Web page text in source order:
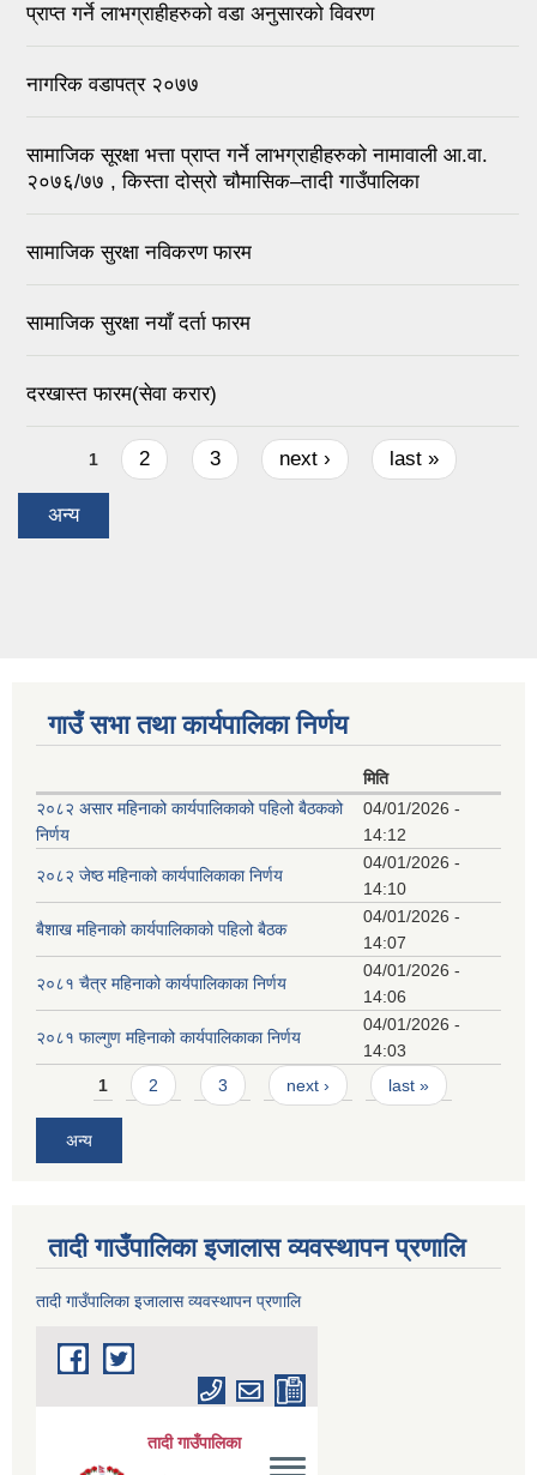
प्राप्त गर्ने लाभग्राहीहरुको वडा अनुसारको विवरण
नागरिक वडापत्र २०७७
सामाजिक सूरक्षा भत्ता प्राप्त गर्ने लाभग्राहीहरुको नामावाली आ.वा.
२०७६/७७ , किस्ता दोस्रो चौमासिक–तादी गाउँपालिका
सामाजिक सुरक्षा नविकरण फारम
सामाजिक सुरक्षा नयाँ दर्ता फारम
दरखास्त फारम(सेवा करार)
Pages
1 2 3 next › last »
अन्य
गाउँ सभा तथा कार्यपालिका निर्णय
मिति
२०८२ असार महिनाको कार्यपालिकाको पहिलो बैठकको
निर्णय
04/01/2026 -
14:12
२०८२ जेष्ठ महिनाको कार्यपालिकाका निर्णय
04/01/2026 -
14:10
बैशाख महिनाको कार्यपालिकाको पहिलो बैठक
04/01/2026 -
14:07
२०८१ चैत्र महिनाको कार्यपालिकाका निर्णय
04/01/2026 -
14:06
२०८१ फाल्गुण महिनाको कार्यपालिकाका निर्णय
04/01/2026 -
14:03
Pages
1 2 3 next › last »
अन्य
तादी गाउँपालिका इजालास व्यवस्थापन प्रणालि
तादी गाउँपालिका इजालास व्यवस्थापन प्रणालि